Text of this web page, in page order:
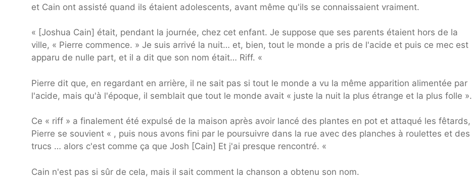
et Cain ont assisté quand ils étaient adolescents, avant même qu'ils se connaissaient vraiment.
« [Joshua Cain] était, pendant la journée, chez cet enfant. Je suppose que ses parents étaient hors de la
ville, « Pierre commence. » Je suis arrivé la nuit… et, bien, tout le monde a pris de l'acide et puis ce mec est
apparu de nulle part, et il a dit que son nom était… Riff. «
Pierre dit que, en regardant en arrière, il ne sait pas si tout le monde a vu la même apparition alimentée par
l'acide, mais qu'à l'époque, il semblait que tout le monde avait « juste la nuit la plus étrange et la plus folle ».
Ce « riff » a finalement été expulsé de la maison après avoir lancé des plantes en pot et attaqué les fêtards,
Pierre se souvient « , puis nous avons fini par le poursuivre dans la rue avec des planches à roulettes et des
trucs … alors c'est comme ça que Josh [Cain] Et j'ai presque rencontré. «
Cain n'est pas si sûr de cela, mais il sait comment la chanson a obtenu son nom.